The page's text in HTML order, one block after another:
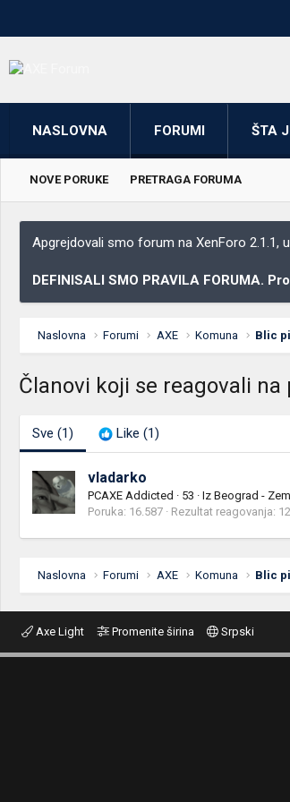
NASLOVNA FORUMI ŠTA
NOVE PORUKE PRETRAGA FORUMA
Apgrejdovali smo forum na XenForo 2.1.1,
DEFINISALI SMO PRAVILA FORUMA.
Naslovna Forumi AXE Komuna Blic
Članovi koji se reagovali na
Sve (1) Like (1)
vladarko
PCAXE Addicted · 53 · Iz Beograd -
Poruka 16.587 Rezultat reagovanja
Naslovna Forumi AXE Komuna Blic
Axe Light Promenite širina Srpski